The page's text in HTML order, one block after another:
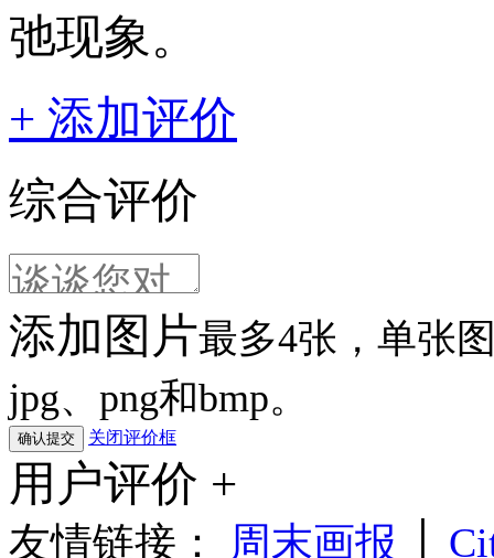
弛现象。
+ 添加评价
综合评价
添加图片最多4张，单张
jpg、png和bmp。
关闭评价框
用户评价 +
友情链接： 周末画报